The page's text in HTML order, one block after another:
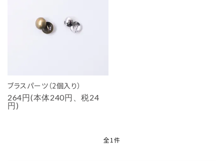
店舗
CONTACT
ブラスパーツ（2個入り）
264円(本体240円、税24
円)
全1件